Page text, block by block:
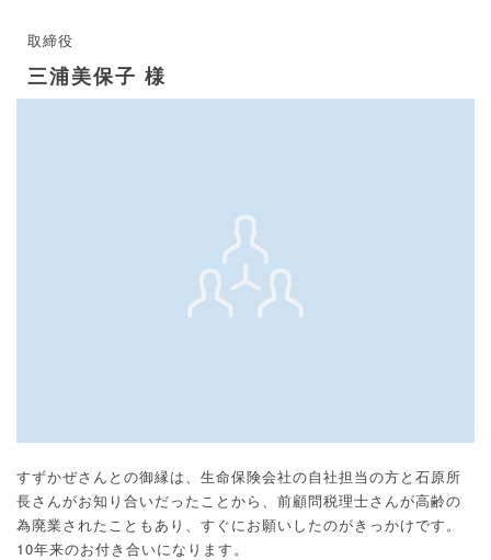
取締役
三浦美保子 様
すずかぜさんとの御縁は、生命保険会社の自社担当の方と石原所
長さんがお知り合いだったことから、前顧問税理士さんが高齢の
為廃業されたこともあり、すぐにお願いしたのがきっかけです。
10年来のお付き合いになります。